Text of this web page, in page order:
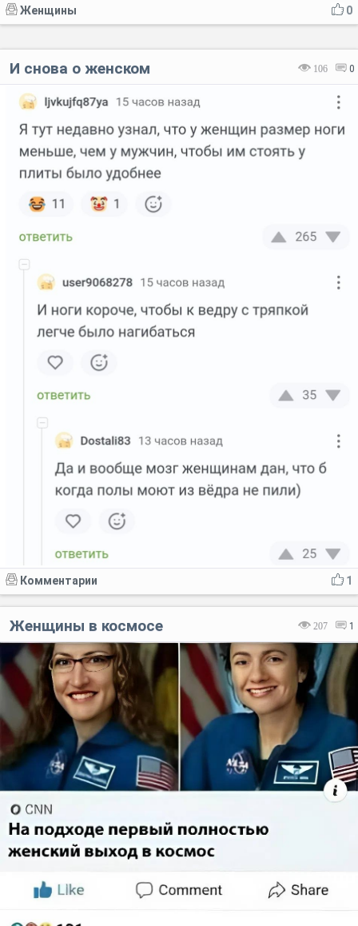
0
Женщины
106 0
И снова о женском
1
Комментарии
207 1
Женщины в космосе